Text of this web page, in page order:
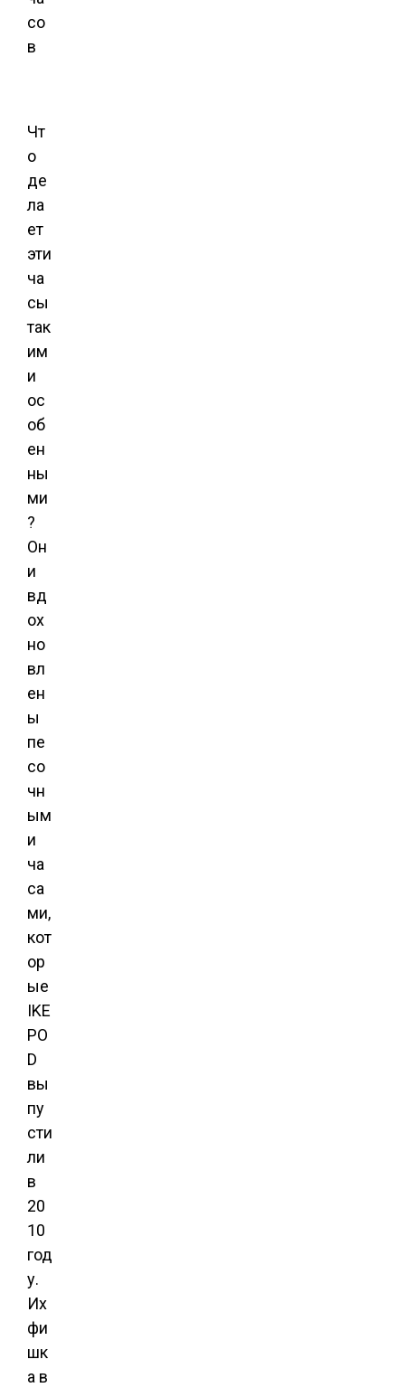
Чт
о
де
ла
ет
эти
ча
сы
так
им
и
ос
об
ен
ны
ми
?
Он
и
вд
ох
но
вл
ен
ы
пе
со
чн
ым
и
ча
са
ми,
кот
ор
ые
IKE
PO
D
вы
пу
сти
ли
в
20
10
год
у.
Их
фи
шк
а в